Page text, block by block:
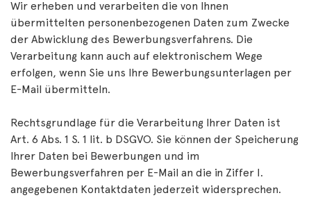
Wir erheben und verarbeiten die von Ihnen
übermittelten personenbezogenen Daten zum Zwecke
der Abwicklung des Bewerbungsverfahrens. Die
Verarbeitung kann auch auf elektronischem Wege
erfolgen, wenn Sie uns Ihre Bewerbungsunterlagen per
E-Mail übermitteln.
Rechtsgrundlage für die Verarbeitung Ihrer Daten ist
Art. 6 Abs. 1 S. 1 lit. b DSGVO. Sie können der Speicherung
Ihrer Daten bei Bewerbungen und im
Bewerbungsverfahren per E-Mail an die in Ziffer I.
angegebenen Kontaktdaten jederzeit widersprechen.